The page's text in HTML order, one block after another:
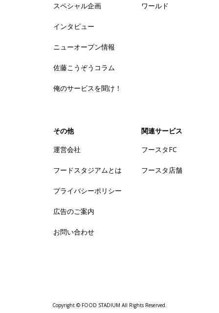
スペシャル企画
インタビュー
ニューオープン情報
佐藤こうぞうコラム
俺のサービスを聞け！
ワールド
その他
運営会社
フードスタジアムとは
プライバシーポリシー
広告のご案内
お問い合わせ
関連サービス
フースタFC
フースタ店舗
Copyright © FOOD STADIUM All Rights Reserved.